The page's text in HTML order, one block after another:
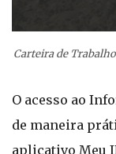
Carteira de
O acesso ao
de maneira
aplicativo Meu